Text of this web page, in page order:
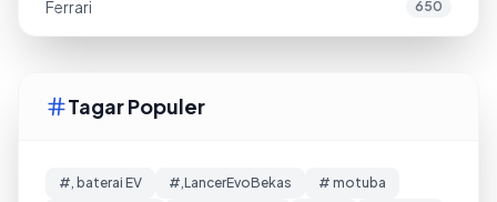
Ferrari 650
Tagar Populer
#, baterai EV #,LancerEvoBekas
# motuba